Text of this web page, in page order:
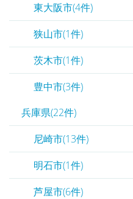
東大阪市(4件)
狭山市(1件)
茨木市(1件)
豊中市(3件)
兵庫県(22件)
尼崎市(13件)
明石市(1件)
芦屋市(6件)